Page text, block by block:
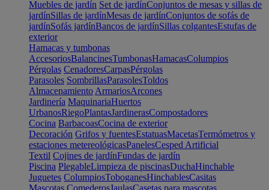
Muebles de jardín Set de jardínConjuntos de mesas y sillas de
jardínSillas de jardínMesas de jardínConjuntos de sofás de
jardínSofás jardínBancos de jardínSillas colgantesEstufas de
exterior
Hamacas y tumbonas
AccesoriosBalancinesTumbonasHamacasColumpios
Pérgolas CenadoresCarpasPérgolas
Parasoles SombrillasParasolesToldos
Almacenamiento ArmariosArcones
Jardinería MaquinariaHuertos
UrbanosRiegoPlantasJardinerasCompostadores
Cocina BarbacoasCocina de exterior
Decoración Grifos y fuentesEstatuasMacetasTermómetros y
estaciones metereológicasPanelesCesped Artificial
Textil Cojines de jardínFundas de jardín
Piscina PlegableLimpieza de piscinasDuchaHinchable
Juguetes ColumpiosToboganesHinchablesCasitas
Mascotas ComederosJaulasCasetas para mascotas